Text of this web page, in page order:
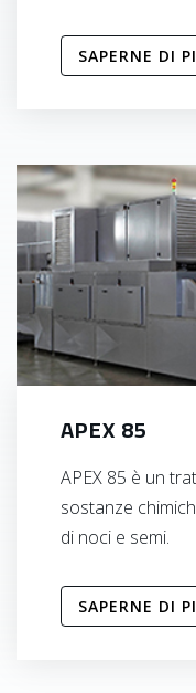
SAPERNE DI
APEX 85
APEX 85 è un
sostanze
di noci e semi.
SAPERNE DI